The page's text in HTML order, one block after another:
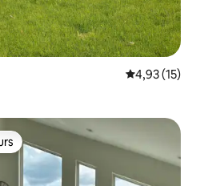
Évaluation
4,93 (15)
les plus appréciés